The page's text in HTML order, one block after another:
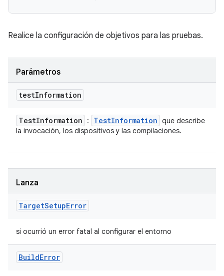
Realice la configuración de objetivos para las pruebas.
Parámetros
testInformation
TestInformation : TestInformation que describe
la invocación, los dispositivos y las compilaciones.
Lanza
TargetSetupError
si ocurrió un error fatal al configurar el entorno
BuildError